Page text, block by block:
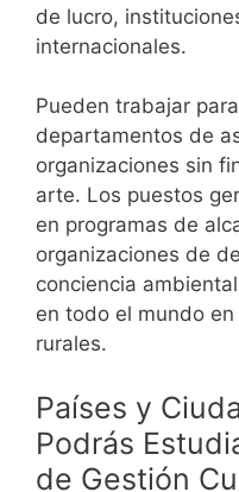
de lucro,
internacionales.
Pueden trabajar
departamentos de
organizaciones sin
arte. Los puestos
en programas de
organizaciones de
conciencia
en todo el mundo
rurales.
Países y
Podrás
de Gestión